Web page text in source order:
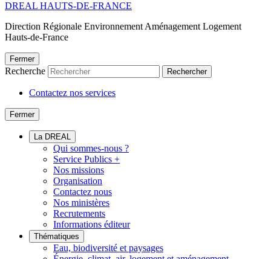
DREAL HAUTS-DE-FRANCE
Direction Régionale Environnement Aménagement Logement
Hauts-de-France
Fermer
Recherche Rechercher
Contactez nos services
Fermer
La DREAL
Qui sommes-nous ?
Service Publics +
Nos missions
Organisation
Contactez nous
Nos ministères
Recrutements
Informations éditeur
Thématiques
Eau, biodiversité et paysages